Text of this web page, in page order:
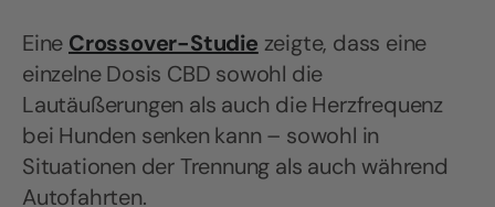
Eine Crossover-Studie zeigte, dass eine
einzelne Dosis CBD sowohl die
Lautäußerungen als auch die Herzfrequenz
bei Hunden senken kann – sowohl in
Situationen der Trennung als auch während
Autofahrten.